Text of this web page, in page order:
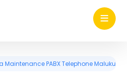
Maintenance PABX Telephone Maluku